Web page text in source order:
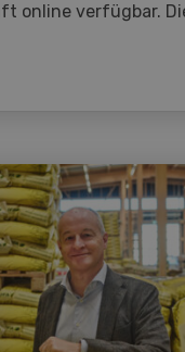
online verfügbar.